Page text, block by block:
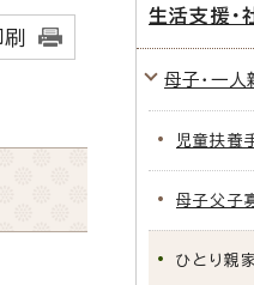
生活支援・
母子・一
児童扶養
母子父子
ひとり親